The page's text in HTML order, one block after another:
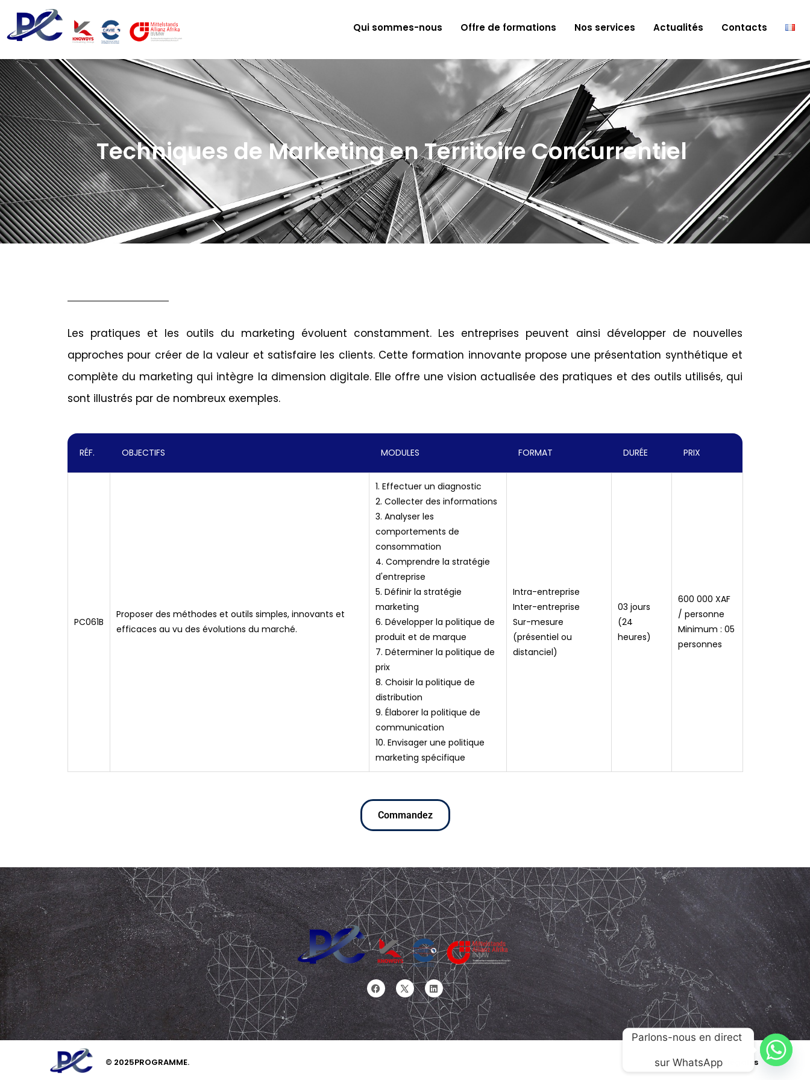
Qui sommes-nous Offre de formations Nos services Actualités Contacts
Techniques de Marketing en Territoire Concurrentiel
Les pratiques et les outils du marketing évoluent constamment. Les entreprises peuvent ainsi développer de nouvelles
approches pour créer de la valeur et satisfaire les clients. Cette formation innovante propose une présentation synthétique et
complète du marketing qui intègre la dimension digitale. Elle offre une vision actualisée des pratiques et des outils utilisés, qui
sont illustrés par de nombreux exemples.
RÉF. OBJECTIFS MODULES FORMAT DURÉE PRIX
PC061B
Proposer des méthodes et outils simples, innovants et
efficaces au vu des évolutions du marché.
1. Effectuer un diagnostic
2. Collecter des informations
3. Analyser les
comportements de
consommation
4. Comprendre la stratégie
d'entreprise
5. Définir la stratégie
marketing
6. Développer la politique de
produit et de marque
7. Déterminer la politique de
prix
8. Choisir la politique de
distribution
9. Élaborer la politique de
communication
10. Envisager une politique
marketing spécifique
Intra-entreprise
Inter-entreprise
Sur-mesure
(présentiel ou
distanciel)
03 jours
(24
heures)
600 000 XAF
/ personne
Minimum : 05
personnes
Commandez
© 2025PROGRAMME. Mentions légales
Parlons-nous en direct
sur WhatsApp